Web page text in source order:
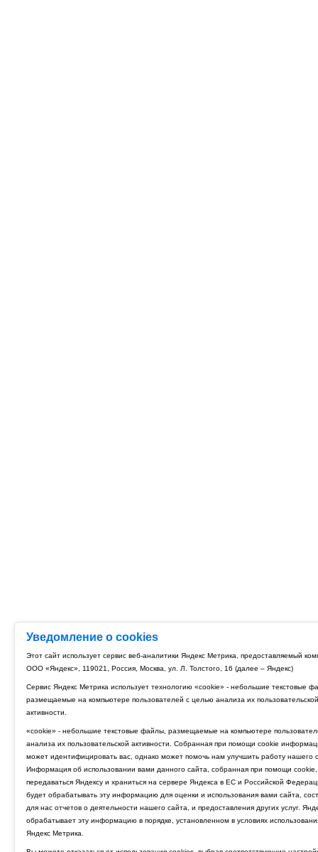
Уведомление о cookies
Этот сайт использует сервис веб-аналитики Яндекс Метрика, предоставляемый
ООО «Яндекс», 119021, Россия, Москва, ул. Л. Толстого, 16 (далее – Яндекс)
Сервис Яндекс Метрика использует технологию «cookie» - небольшие текстовые
размещаемые на компьютере пользователей с целью анализа их пользовательской
активности.
«cookie» - небольшие текстовые файлы, размещаемые на компьютере
анализа их пользовательской активности. Собранная при помощи cookie
может идентифицировать вас, однако может помочь нам улучшить работу нашего
Информация об использовании вами данного сайта, собранная при помощи cookie,
передаваться Яндексу и храниться на сервере Яндекса в ЕС и Российской
будет обрабатывать эту информацию для оценки и использования вами сайта,
для нас отчетов о деятельности нашего сайта, и предоставления других услуг.
обрабатывает эту информацию в порядке, установленном в условиях
Яндекс Метрика.